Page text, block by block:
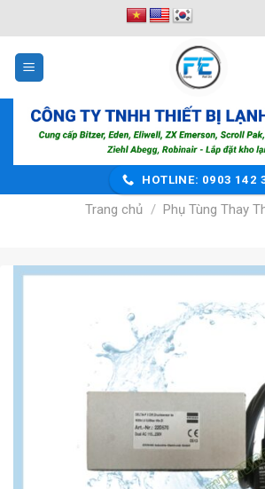
qua
nội
dung
HOTLINE: 0903 142
Trang chủ / Phụ Tùng Thay